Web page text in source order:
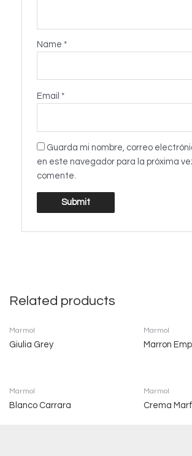
Name*
Email*
Guarda mi nombre, correo
en este navegador para la próxima
comente.
Related products
Marmol
Giulia Grey
Marmol
Marron
Marmol
Blanco Carrara
Marmol
Crema